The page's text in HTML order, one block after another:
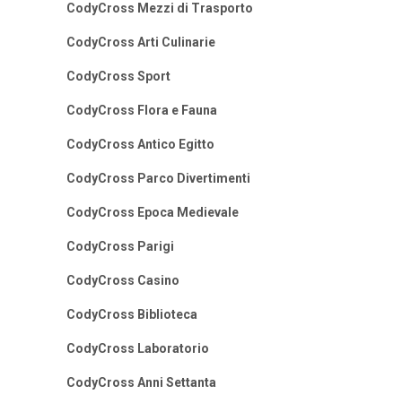
CodyCross Mezzi di Trasporto
CodyCross Arti Culinarie
CodyCross Sport
CodyCross Flora e Fauna
CodyCross Antico Egitto
CodyCross Parco Divertimenti
CodyCross Epoca Medievale
CodyCross Parigi
CodyCross Casino
CodyCross Biblioteca
CodyCross Laboratorio
CodyCross Anni Settanta